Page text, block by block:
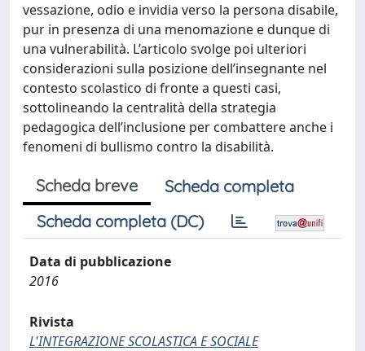
vessazione, odio e invidia verso la persona disabile,
pur in presenza di una menomazione e dunque di
una vulnerabilità. L’articolo svolge poi ulteriori
considerazioni sulla posizione dell’insegnante nel
contesto scolastico di fronte a questi casi,
sottolineando la centralità della strategia
pedagogica dell’inclusione per combattere anche i
fenomeni di bullismo contro la disabilità.
Scheda breve
Scheda completa
Scheda completa (DC)
Data di pubblicazione
2016
Rivista
L'INTEGRAZIONE SCOLASTICA E SOCIALE